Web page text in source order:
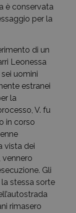
è conservata
per la
di un
Leonessa
uomini
estranei
la
V. fu
in corso
vista dei
Gli
stessa sorte
rimasero